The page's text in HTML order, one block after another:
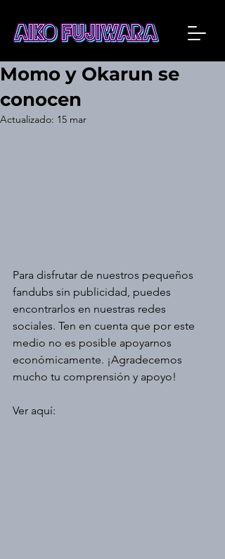
Momo y Okarun se
conocen
Actualizado: 15 mar
Para disfrutar de nuestros pequeños
fandubs sin publicidad, puedes
encontrarlos en nuestras redes
sociales. Ten en cuenta que por este
medio no es posible apoyarnos
económicamente. ¡Agradecemos
mucho tu comprensión y apoyo!
Ver aquí: